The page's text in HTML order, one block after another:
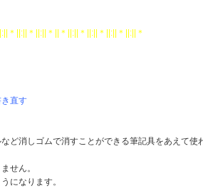
＊||:||＊||:||＊||＊||:||＊||:||＊||:||＊||:||＊
直す
ど消しゴムで消すことができる筆記具をあえて使
せん。
になります。